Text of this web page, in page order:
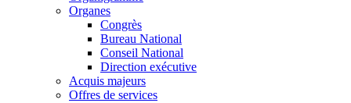
Organes
Congrès
Bureau National
Conseil National
Direction exécutive
Acquis majeurs
Offres de services